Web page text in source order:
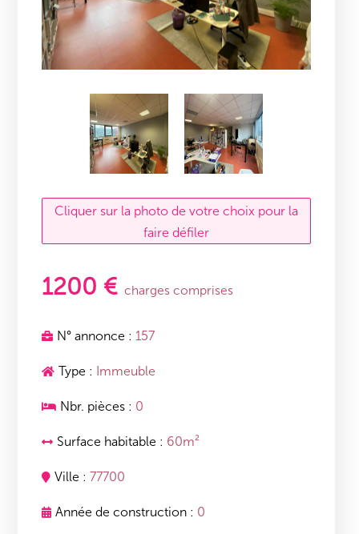
Cliquer sur la photo de votre choix pour la
faire défiler
1200 €charges comprises
N° annonce : 157
Type : Immeuble
Nbr. pièces : 0
Surface habitable : 60m²
Ville :77700
Année de construction : 0